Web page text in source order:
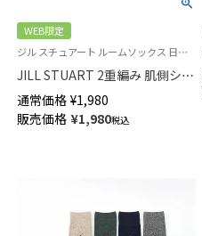
WEB限定
ジル スチュアート ルームソックス 日本製
JILL STUART 2重編み 肌側シル
ク トゥーレス ソックス レディ
ース 93140005
通常価格 ¥1,980
販売価格 ¥1,980税込